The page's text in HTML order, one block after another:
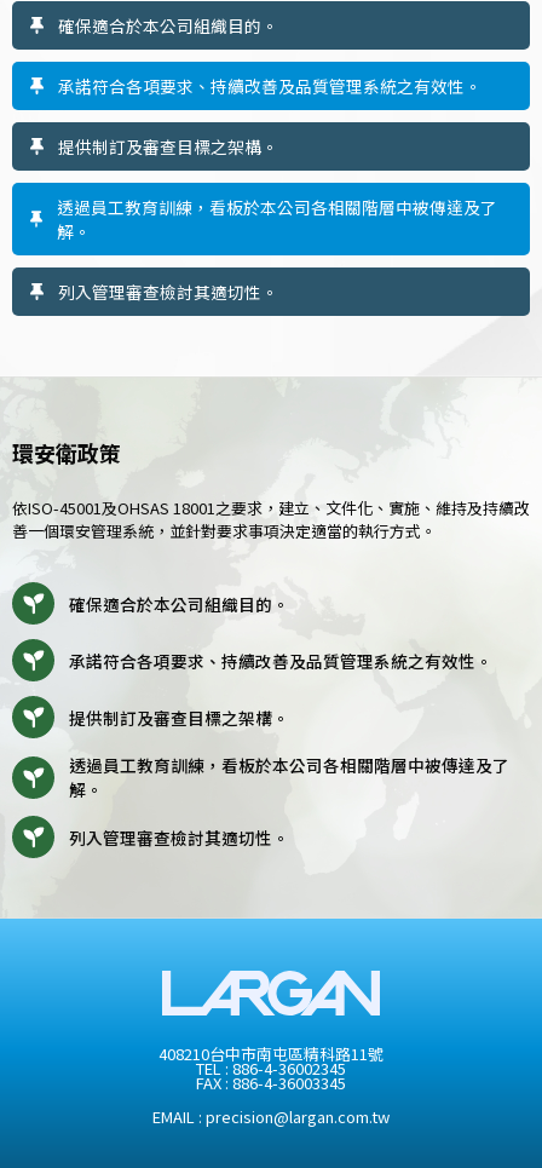
確保適合於本公司組織目的。
承諾符合各項要求、持續改善及品質管理系統之有效性。
提供制訂及審查目標之架構。
透過員工教育訓練，看板於本公司各相關階層中被傳達及了
解。
列入管理審查檢討其適切性。
環安衛政策
依ISO-45001及OHSAS 18001之要求，建立、文件化、實施、維持及持續改
善一個環安管理系統，並針對要求事項決定適當的執行方式。
確保適合於本公司組織目的。
承諾符合各項要求、持續改善及品質管理系統之有效性。
提供制訂及審查目標之架構。
透過員工教育訓練，看板於本公司各相關階層中被傳達及了
解。
列入管理審查檢討其適切性。
408210台中市南屯區精科路11號
TEL : 886-4-36002345
FAX : 886-4-36003345
EMAIL : precision@largan.com.tw